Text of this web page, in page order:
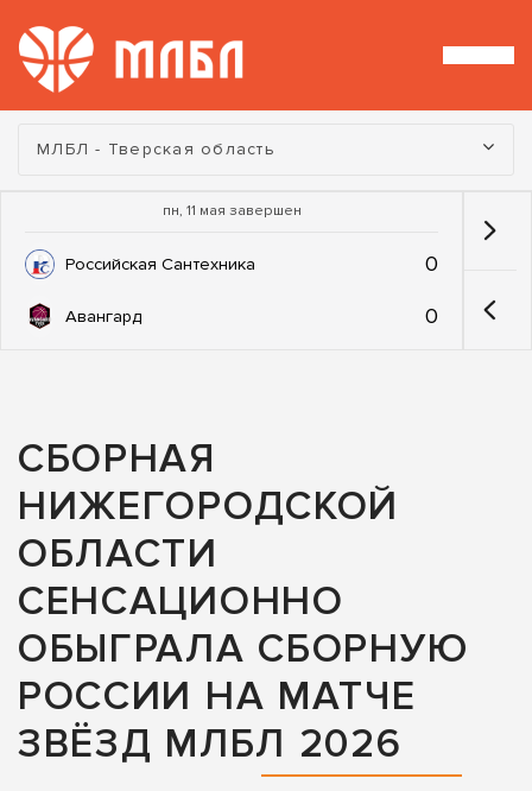
Турнир:
МЛБЛ - Тверская область
пн, 11 мая завершен
Российская Сантехника 0
Авангард 0
СБОРНАЯ
НИЖЕГОРОДСКОЙ
ОБЛАСТИ
СЕНСАЦИОННО
ОБЫГРАЛА СБОРНУЮ
РОССИИ НА МАТЧЕ
ЗВЁЗД МЛБЛ 2026